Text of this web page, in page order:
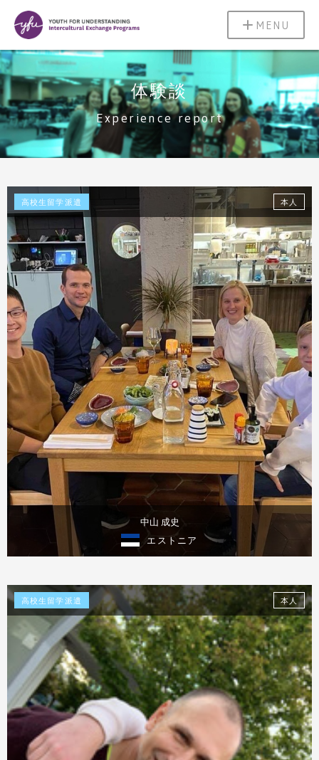
MENU
体験談
Experience report
高校生留学派遣 本人
中山 成史
エストニア
高校生留学派遣 本人